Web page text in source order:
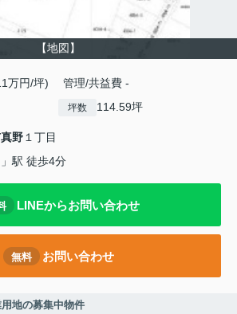
【地図】
万円/坪) 管理/共益費 -
坪数 114.59坪
真野１丁目
」駅 徒歩4分
LINEからお問い合わせ
無料 お問い合わせ
地の募集中物件